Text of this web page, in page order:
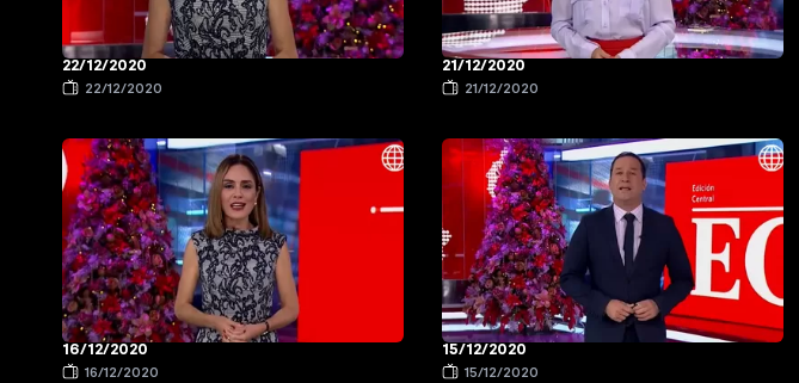
22/12/2020
22/12/2020
21/12/2020
21/12/2020
16/12/2020
16/12/2020
15/12/2020
15/12/2020